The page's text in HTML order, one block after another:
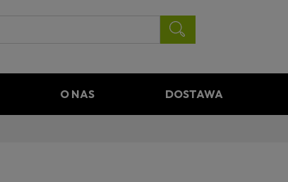
O NAS DOSTAWA